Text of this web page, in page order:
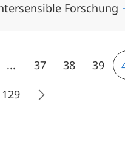
Forschung
... 37 38 39
129